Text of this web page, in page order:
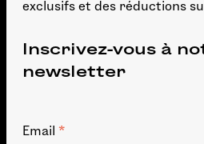
exclusifs et des réductions
Inscrivez-vous à
newsletter
Email *